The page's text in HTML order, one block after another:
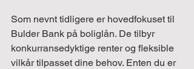
Som nevnt tidligere er hovedfokuset til
Bulder Bank på boliglån. De tilbyr
konkurransedyktige renter og fleksible
vilkår tilpasset dine behov. Enten du er